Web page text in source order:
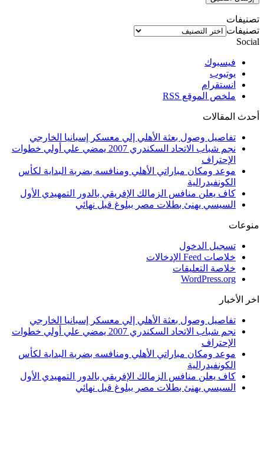
تصنيفات
تصنيفات
Social
فيسبوك
يوتيوب
انستقرام
ملخص الموقع RSS
أحدث المقالات
تفاصيل وصول بعثة الأهلي إلي معسكر إسبانيا الخارجي
نجم شباب الاتحاد السكندري 2007 يمضي علي أولي خطوات
الإحتراف
موعد ومكان مباراتي الأهلي ومنافسه بضربة البداية لكأس
الكونفيدرالية
كاف يعلن منافس الزمالك الإفريقي بالدور التمهيدي الأول
السيسي يهنئ بطلات مصر ببلوغ قبل نهائي
منوعات
تسجيل الدخول
خلاصات Feed الإدخالات
خلاصة التعليقات
WordPress.org
اخر الأخبار
تفاصيل وصول بعثة الأهلي إلي معسكر إسبانيا الخارجي
نجم شباب الاتحاد السكندري 2007 يمضي علي أولي خطوات
الإحتراف
موعد ومكان مباراتي الأهلي ومنافسه بضربة البداية لكأس
الكونفيدرالية
كاف يعلن منافس الزمالك الإفريقي بالدور التمهيدي الأول
السيسي يهنئ بطلات مصر ببلوغ قبل نهائي